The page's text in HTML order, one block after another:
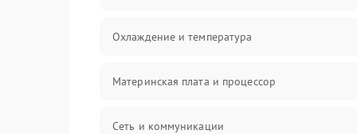
Охлаждение и температура
Материнская плата и процессор
Сеть и коммуникации